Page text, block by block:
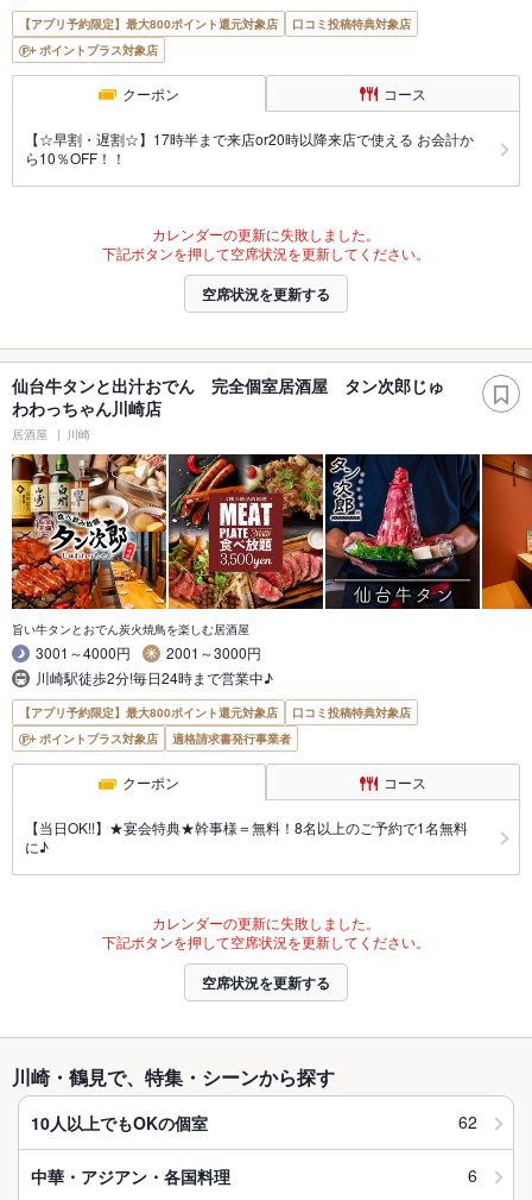
【アプリ予約限定】最大800ポイント還元対象店
口コミ投稿特典対象店
ポイントプラス対象店
クーポン コース
【☆早割・遅割☆】17時半まで来店or20時以降来店で使える お会計か
ら10％OFF！！
カレンダーの更新に失敗しました。
下記ボタンを押して空席状況を更新してください。
空席状況を更新する
仙台牛タンと出汁おでん 完全個室居酒屋 タン次郎じゅ
わわっちゃん川崎店
居酒屋 川崎
旨い牛タンとおでん炭火焼鳥を楽しむ居酒屋
3001～4000円
2001～3000円
川崎駅徒歩2分!毎日24時まで営業中♪
【アプリ予約限定】最大800ポイント還元対象店
口コミ投稿特典対象店
ポイントプラス対象店
適格請求書発行事業者
クーポン コース
【当日OK!!】★宴会特典★幹事様＝無料！8名以上のご予約で1名無料
に♪
カレンダーの更新に失敗しました。
下記ボタンを押して空席状況を更新してください。
空席状況を更新する
川崎・鶴見で、特集・シーンから探す
10人以上でもOKの個室 62
中華・アジアン・各国料理 6